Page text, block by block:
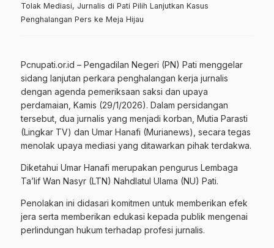
Tolak Mediasi, Jurnalis di Pati Pilih Lanjutkan Kasus
Penghalangan Pers ke Meja Hijau
Pcnupati.or.id – Pengadilan Negeri (PN) Pati menggelar
sidang lanjutan perkara penghalangan kerja jurnalis
dengan agenda pemeriksaan saksi dan upaya
perdamaian, Kamis (29/1/2026). Dalam persidangan
tersebut, dua jurnalis yang menjadi korban, Mutia Parasti
(Lingkar TV) dan Umar Hanafi (Murianews), secara tegas
menolak upaya mediasi yang ditawarkan pihak terdakwa.
Diketahui Umar Hanafi merupakan pengurus Lembaga
Ta’lif Wan Nasyr (LTN) Nahdlatul Ulama (NU) Pati.
​Penolakan ini didasari komitmen untuk memberikan efek
jera serta memberikan edukasi kepada publik mengenai
perlindungan hukum terhadap profesi jurnalis.